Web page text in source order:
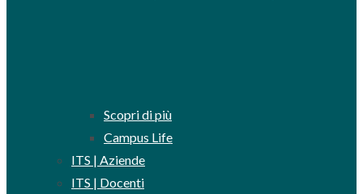
Scopri di più
Campus Life
ITS | Aziende
ITS | Docenti